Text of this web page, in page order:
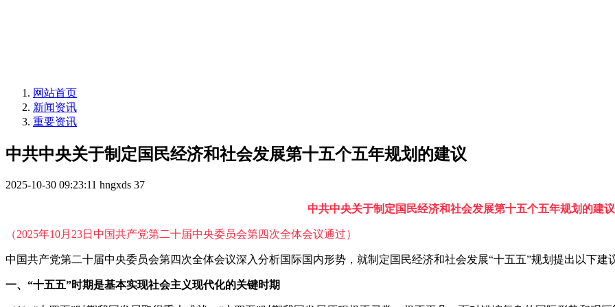
网站首页
新闻资讯
重要资讯
中共中央关于制定国民经济和社会发展第十五个五年规划的建议
2025-10-30 09:23:11 hngxds 37
中共中央关于制定国民经济和社会发展第十五个五年规划的建议
（2025年10月23日中国共产党第二十届中央委员会第四次全体会议通过）
中国共产党第二十届中央委员会第四次全体会议深入分析国际国内形势，就制定国民经济和社会发展“十五五”规划提出以下建
一、“十五五”时期是基本实现社会主义现代化的关键时期